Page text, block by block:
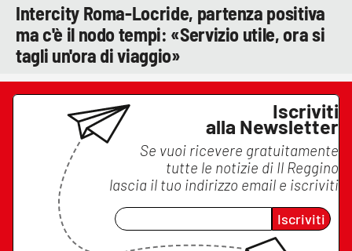
Intercity Roma-Locride, partenza positiva
ma c'è il nodo tempi: «Servizio utile, ora si
tagli un'ora di viaggio»
Iscriviti
alla Newsletter
Se vuoi ricevere gratuitamente
tutte le notizie di Il Reggino
lascia il tuo indirizzo email e iscriviti
Iscriviti